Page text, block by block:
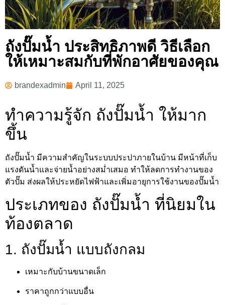
ถังปั๊มน้ำ ประสิทธิภาพดี วิธีเลือก
ให้เหมาะสมกับที่พักอาศัยของคุณ
brandexadmin April 11, 2025
ทำความรู้จัก ถังปั๊มน้ำ ให้มาก
ขึ้น
ถังปั๊มน้ำ มีความสำคัญในระบบประปาภายในบ้าน มีหน้าที่เก็บ
แรงดันน้ำและจ่ายน้ำอย่างสม่ำเสมอ ทำให้ลดการทำงานของ
ตัวปั๊ม ส่งผลให้ประหยัดไฟฟ้าและเพิ่มอายุการใช้งานของปั๊มน้ำ
ประเภทของ ถังปั๊มน้ำ ที่นิยมใน
ท้องตลาด
1. ถังปั๊มน้ำ แบบถังกลม
เหมาะกับบ้านขนาดเล็ก
ราคาถูกกว่าแบบอื่น